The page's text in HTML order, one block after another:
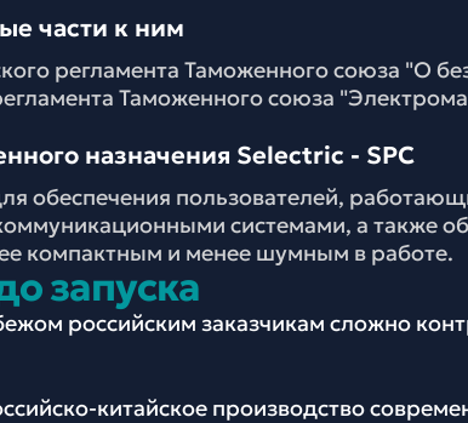
части к ним
регламента Таможенного союза "О
Таможенного союза
назначения Selectric - SPC
обеспечения пользователей,
системами, а также
компактным и менее шумным в работе.
запуска
российским заказчикам сложно
китайское производство